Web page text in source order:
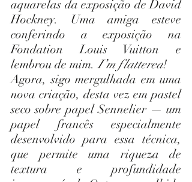
aquarelas da exposição de David
Hockney. Uma amiga esteve
conferindo a exposição na
Fondation Louis Vuitton e
lembrou de mim. I’m flattered!
Agora, sigo mergulhada em uma
nova criação, desta vez em pastel
seco sobre papel Sennelier — um
papel francês especialmente
desenvolvido para essa técnica,
que permite uma riqueza de
textura e profundidade